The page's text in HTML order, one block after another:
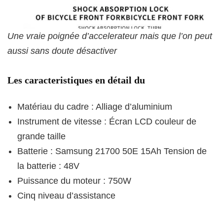
Une vraie poignée d’accelerateur mais que l’on peut
aussi sans doute désactiver
Les caracteristiques en détail du
Matériau du cadre : Alliage d’aluminium
Instrument de vitesse : Écran LCD couleur de
grande taille
Batterie : Samsung 21700 50E 15Ah Tension de
la batterie : 48V
Puissance du moteur : 750W
Cinq niveau d’assistance